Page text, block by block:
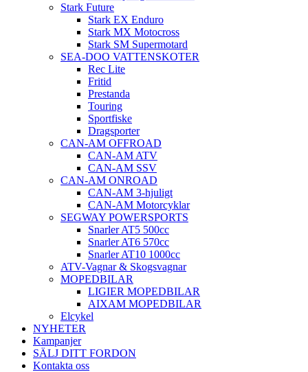
Stark Future
Stark EX Enduro
Stark MX Motocross
Stark SM Supermotard
SEA-DOO VATTENSKOTER
Rec Lite
Fritid
Prestanda
Touring
Sportfiske
Dragsporter
CAN-AM OFFROAD
CAN-AM ATV
CAN-AM SSV
CAN-AM ONROAD
CAN-AM 3-hjuligt
CAN-AM Motorcyklar
SEGWAY POWERSPORTS
Snarler AT5 500cc
Snarler AT6 570cc
Snarler AT10 1000cc
ATV-Vagnar & Skogsvagnar
MOPEDBILAR
LIGIER MOPEDBILAR
AIXAM MOPEDBILAR
Elcykel
NYHETER
Kampanjer
SÄLJ DITT FORDON
Kontakta oss